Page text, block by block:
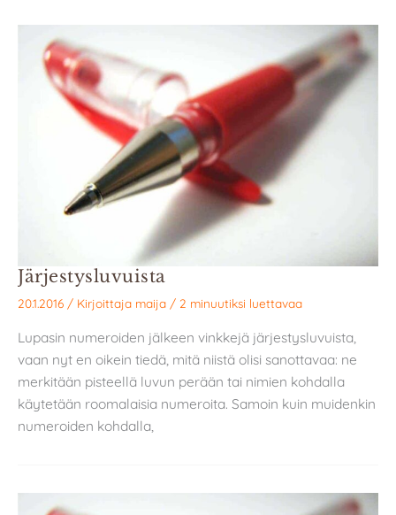
Järjestysluvuista
20.1.2016 / Kirjoittaja maija / 2 minuutiksi luettavaa
Lupasin numeroiden jälkeen vinkkejä järjestysluvuista,
vaan nyt en oikein tiedä, mitä niistä olisi sanottavaa: ne
merkitään pisteellä luvun perään tai nimien kohdalla
käytetään roomalaisia numeroita. Samoin kuin muidenkin
numeroiden kohdalla,